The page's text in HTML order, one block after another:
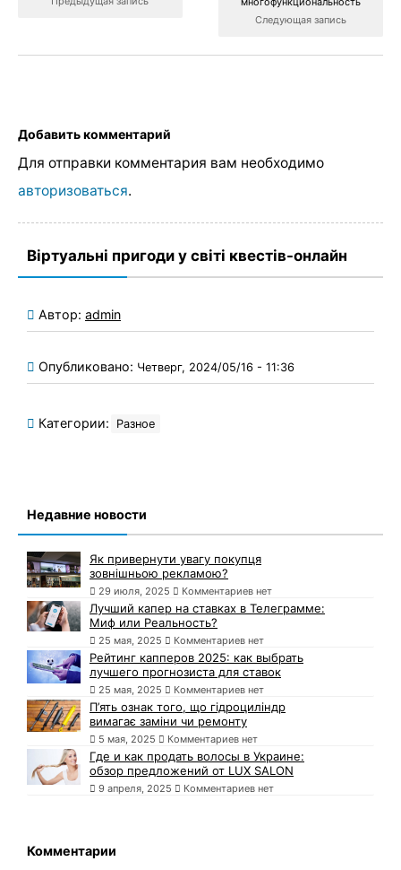
Следующая запись
Добавить комментарий
Для отправки комментария вам необходимо
авторизоваться.
Віртуальні пригоди у світі квестів-онлайн
Автор: admin
Опубликовано: Четверг, 2024/05/16 - 11:36
Категории: Разное
Недавние новости
Як привернути увагу покупця
зовнішньою рекламою?
29 июля, 2025 Комментариев нет
Лучший капер на ставках в Телеграмме:
Миф или Реальность?
25 мая, 2025 Комментариев нет
Рейтинг капперов 2025: как выбрать
лучшего прогнозиста для ставок
25 мая, 2025 Комментариев нет
П’ять ознак того, що гідроциліндр
вимагає заміни чи ремонту
5 мая, 2025 Комментариев нет
Где и как продать волосы в Украине:
обзор предложений от LUX SALON
9 апреля, 2025 Комментариев нет
Комментарии